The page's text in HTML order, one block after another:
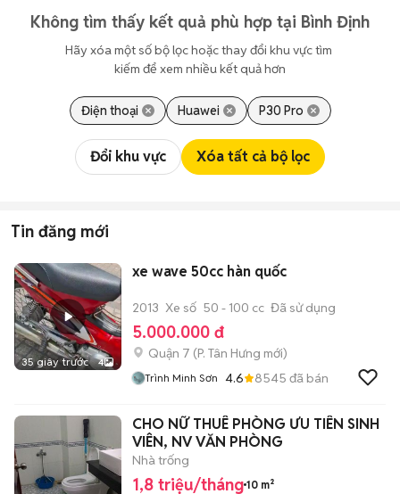
Không tìm thấy kết quả phù hợp tại Bình Định
Hãy xóa một số bộ lọc hoặc thay đổi khu vực tìm
kiếm để xem nhiều kết quả hơn
Điện thoại Huawei P30 Pro
Đổi khu vực Xóa tất cả bộ lọc
Tin đăng mới
35 giây trước 4
xe wave 50cc hàn quốc
2013 Xe số 50 - 100 cc Đã sử dụng
5.000.000 đ
Quận 7 (P. Tân Hưng mới)
Trình Minh Sơn 4.6 8545 đã bán
CHO NỮ THUÊ PHÒNG ƯU TIÊN SINH
VIÊN, NV VĂN PHÒNG
Nhà trống
1,8 triệu/tháng 10 m²